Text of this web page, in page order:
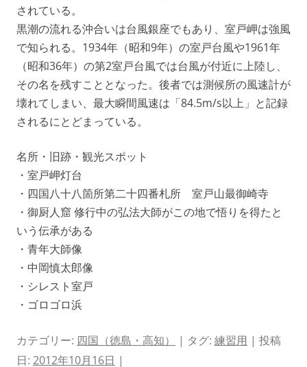
されている。
黒潮の流れる沖合いは台風銀座でもあり、室戸岬は強風
で知られる。1934年（昭和9年）の室戸台風や1961年
（昭和36年）の第2室戸台風では台風が付近に上陸し、
その名を残すこととなった。後者では測候所の風速計が
壊れてしまい、最大瞬間風速は「84.5m/s以上」と記録
されるにとどまっている。
名所・旧跡・観光スポット
・室戸岬灯台
・四国八十八箇所第二十四番札所 室戸山最御崎寺
・御厨人窟 修行中の弘法大師がこの地で悟りを得たと
いう伝承がある
・青年大師像
・中岡慎太郎像
・シレスト室戸
・ゴロゴロ浜
カテゴリー: 四国（徳島・高知） | タグ: 練習用 | 投稿
日: 2012年10月16日 |